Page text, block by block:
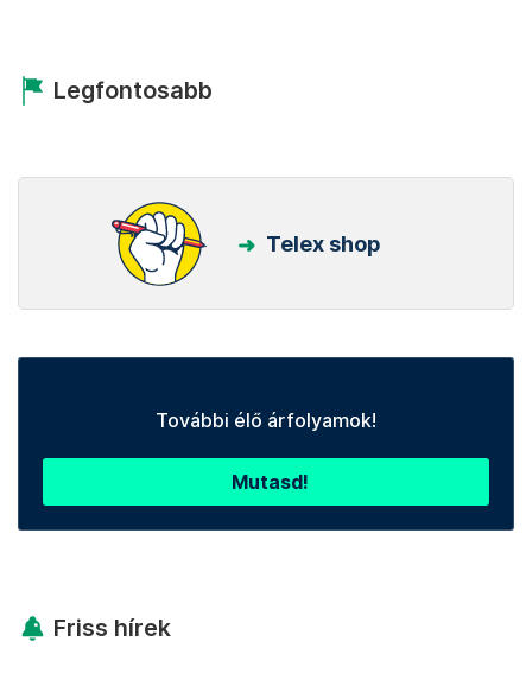
Legfontosabb
Telex shop
További élő árfolyamok!
Mutasd!
Friss hírek